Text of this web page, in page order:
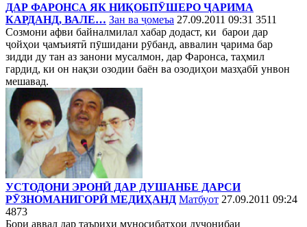
ДАР ФАРОНСА ЯК НИҚОБПӮШЕРО ҶАРИМА
КАРДАНД, ВАЛЕ… Зан ва ҷомеъа 27.09.2011 09:31 3511
Созмони афви байналмилал хабар додаст, ки барои дар
ҷойҳои ҷамъиятӣ пӯшидани рӯбанд, аввалин ҷарима бар
зидди ду тан аз занони мусалмон, дар Фаронса, таҳмил
гардид, ки он нақзи озодии баён ва озодиҳои мазҳабӣ унвон
мешавад.
УСТОДОНИ ЭРОНӢ ДАР ДУШАНБЕ ДАРСИ
РӮЗНОМАНИГОРӢ МЕДИҲАНД Матбуот 27.09.2011 09:24
4873
Бори аввал дар таърихи муносибатҳои дуҷонибаи